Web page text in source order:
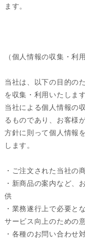
ます。
（個人情報の収集・利用
当社は、以下の目的の
を収集・利用いたします
当社による個人情報の
るものであり、お客様
方針に則って個人情報
します。
・ご注文された当社の
・新商品の案内など、
供
・業務遂行上で必要と
サービス向上のための
・各種のお問い合わせ